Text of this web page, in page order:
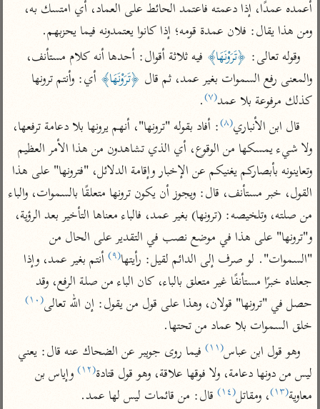
جمع الأقوال
تفسير ابن الجوزي
تفسير الماوردي
منتقاة
تفسير ابن القيم
تفسير ابن تيمية
عامّة
تفسير السمعاني
تفسير مكّي
محاسن التأويل
للقاسمي
تفسير الثعالبي
تفسير السمرقندي
تفسير الثعلبي
تفسير الرازي
أخرى
نظم الدرر للبقاعي
لغة وبلاغة
التحرير والتنوير
المحرر الوجيز لابن
عطية
البحر المحيط لأبي
حيان
البسيط للواحدي
تفسير أبي السعود
الكشاف للزمخشري
تفسير ابن عثيمين
مركَّزة العبارة
تفسير الجلالين
جامع البيان للإيجي
تفسير البيضاوي
تفسير النسفي
الوجيز للواحدي
تفسير ابن أبي زمنين
آثار
موسوعة التفسير
المأثور
تفسير ابن أبي حاتم
تفسير مقاتل
ومن هذا يقال: فلان عمدة قومه؛ إذا كانوا يعتمدونه فيما يحزبهم.
وقوله تعالى: ﴿تَرَوْنَهَا﴾
والمعنى رفع السموات بغير عمد، ثم قال ﴿تَرَوْنَهَا﴾
كذلك مرفوعة بلا عمد(٧) .
قال ابن الأنباري(٨)
"السموات". لو صرف إلى الدائم لقيل: رأيتها(٩)
حصل في "ترونها" قولان، وهذا على قول من يقول: إن الله تعالى(١٠)
خلق السموات بلا عماد من تحتها.
وهو قول ابن عباس(١١)
ليس من دونها دعامة، ولا فوقها علاقة، وهو قول قتادة(١٢)
معاوية(١٣) ، ومقاتل(١٤)
قال: من قائمات ليس لها عمد.